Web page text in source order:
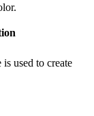
used to create